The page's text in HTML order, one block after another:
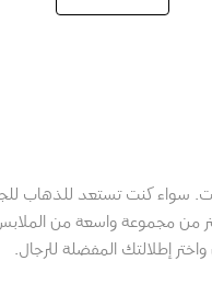
سواء كنت تستعد للذهاب
واسعة من الملابس
إطلالتك المفضلة للرجال.